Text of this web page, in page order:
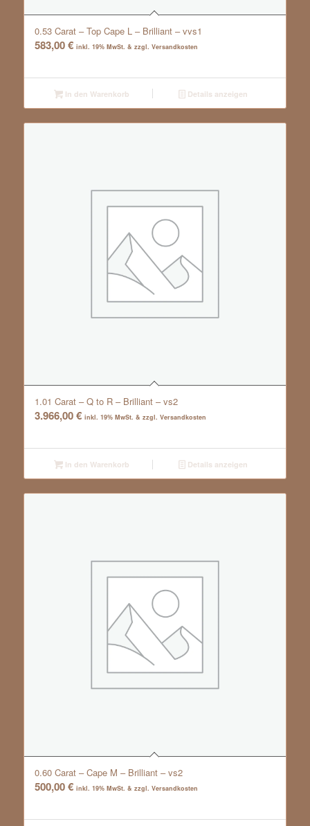
0.53 Carat – Top Cape L – Brilliant – vvs1
583,00€ inkl. 19% MwSt. & zzgl. Versandkosten
In den Warenkorb Details anzeigen
1.01 Carat – Q to R – Brilliant – vs2
3.966,00€ inkl. 19% MwSt. & zzgl. Versandkosten
In den Warenkorb Details anzeigen
0.60 Carat – Cape M – Brilliant – vs2
500,00€ inkl. 19% MwSt. & zzgl. Versandkosten